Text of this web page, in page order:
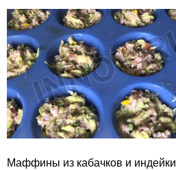
Маффины из кабачков и индейки